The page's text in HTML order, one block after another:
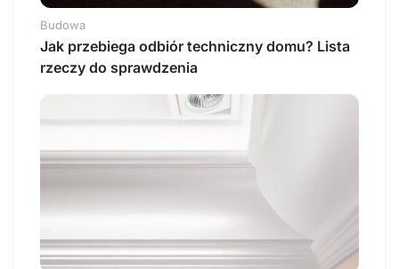
Budowa
Jak przebiega odbiór techniczny domu? Lista
rzeczy do sprawdzenia